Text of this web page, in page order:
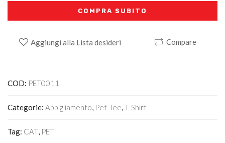
COMPRA SUBITO
Aggiungi alla Lista desideri Compare
COD: PET0011
Categorie: Abbigliamento, Pet-Tee,T-Shirt
Tag: CAT, PET